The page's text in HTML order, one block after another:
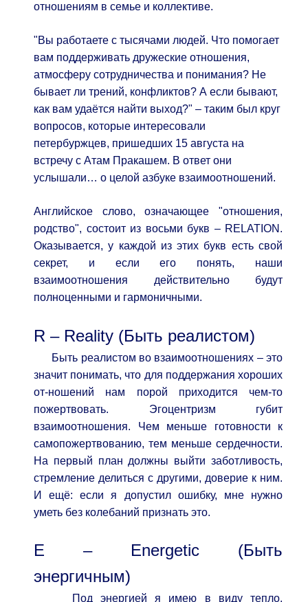
отношениям в семье и коллективе.
"Вы работаете с тысячами людей. Что помогает
вам поддерживать дружеские отношения,
атмосферу сотрудничества и понимания? Не
бывает ли трений, конфликтов? А если бывают,
как вам удаётся найти выход?" – таким был круг
вопросов, которые интересовали
петербуржцев, пришедших 15 августа на
встречу с Атам Пракашем. В ответ они
услышали… о целой азбуке взаимоотношений.
Английское слово, означающее "отношения,
родство", состоит из восьми букв – RELATION.
Оказывается, у каждой из этих букв есть свой
секрет, и если его понять, наши
взаимоотношения действительно будут
полноценными и гармоничными.
R – Reality (Быть реалистом)
Быть реалистом во взаимоотношениях – это
значит понимать, что для поддержания хороших
от-ношений нам порой приходится чем-то
пожертвовать. Эгоцентризм губит
взаимоотношения. Чем меньше готовности к
самопожертвованию, тем меньше сердечности.
На первый план должны выйти заботливость,
стремление делиться с другими, доверие к ним.
И ещё: если я допустил ошибку, мне нужно
уметь без колебаний признать это.
E – Energetic (Быть
энергичным)
Под энергией я имею в виду тепло.